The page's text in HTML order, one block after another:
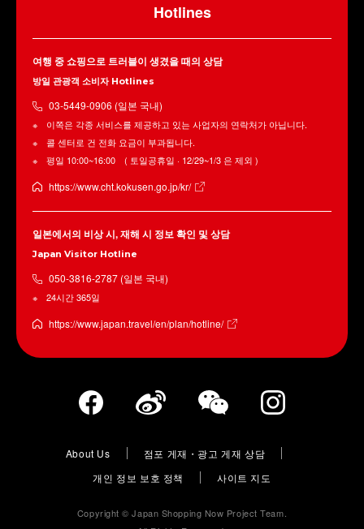
Hotlines
여행 중 쇼핑으로 트러블이 생겼을 때의 상담
방일 관광객 소비자 Hotlines
03-5449-0906 (일본 국내)
이쪽은 각종 서비스를 제공하고 있는 사업자의 연락처가 아닙니다.
콜 센터로 건 전화 요금이 부과됩니다.
평일 10:00~16:00 ( 토일공휴일 · 12/29~1/3 은 제외 )
https://www.cht.kokusen.go.jp/kr/
일본에서의 비상 시, 재해 시 정보 확인 및 상담
Japan Visitor Hotline
050-3816-2787 (일본 국내)
24시간 365일
https://www.japan.travel/en/plan/hotline/
About Us
점포 게재・광고 게재 상담
개인 정보 보호 정책
사이트 지도
Copyright © Japan Shopping Now Project Team.